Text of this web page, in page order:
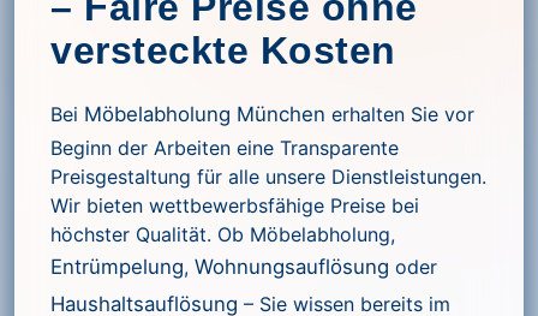
versteckte Kosten
Bei Möbelabholung München erhalten Sie vor
Beginn der Arbeiten eine Transparente
Preisgestaltung für alle unsere Dienstleistungen.
Wir bieten wettbewerbsfähige Preise bei
höchster Qualität. Ob Möbelabholung,
Entrümpelung, Wohnungsauflösung oder
Haushaltsauflösung – Sie wissen bereits im